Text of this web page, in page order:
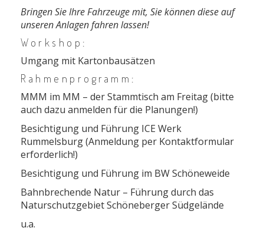
Bringen Sie Ihre Fahrzeuge mit, Sie können diese auf
unseren Anlagen fahren lassen!
Workshop:
Umgang mit Kartonbausätzen
Rahmenprogramm:
MMM im MM – der Stammtisch am Freitag (bitte
auch dazu anmelden für die Planungen!)
Besichtigung und Führung ICE Werk
Rummelsburg (Anmeldung per Kontaktformular
erforderlich!)
Besichtigung und Führung im BW Schöneweide
Bahnbrechende Natur – Führung durch das
Naturschutzgebiet Schöneberger Südgelände
u.a.